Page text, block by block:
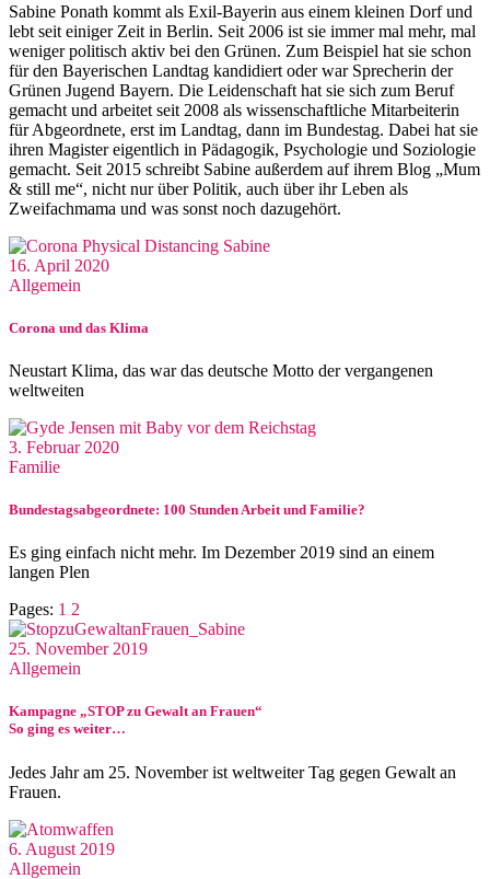
Sabine Ponath kommt als Exil-Bayerin aus einem kleinen Dorf und
lebt seit einiger Zeit in Berlin. Seit 2006 ist sie immer mal mehr, mal
weniger politisch aktiv bei den Grünen. Zum Beispiel hat sie schon
für den Bayerischen Landtag kandidiert oder war Sprecherin der
Grünen Jugend Bayern. Die Leidenschaft hat sie sich zum Beruf
gemacht und arbeitet seit 2008 als wissenschaftliche Mitarbeiterin
für Abgeordnete, erst im Landtag, dann im Bundestag. Dabei hat sie
ihren Magister eigentlich in Pädagogik, Psychologie und Soziologie
gemacht. Seit 2015 schreibt Sabine außerdem auf ihrem Blog „Mum
& still me“, nicht nur über Politik, auch über ihr Leben als
Zweifachmama und was sonst noch dazugehört.
16. April 2020
Allgemein
Corona und das Klima
Neustart Klima, das war das deutsche Motto der vergangenen
weltweiten
3. Februar 2020
Familie
Bundestagsabgeordnete: 100 Stunden Arbeit und Familie?
Es ging einfach nicht mehr. Im Dezember 2019 sind an einem
langen Plen
Pages: 1 2
25. November 2019
Allgemein
Kampagne „STOP zu Gewalt an Frauen“
So ging es weiter…
Jedes Jahr am 25. November ist weltweiter Tag gegen Gewalt an
Frauen.
6. August 2019
Allgemein